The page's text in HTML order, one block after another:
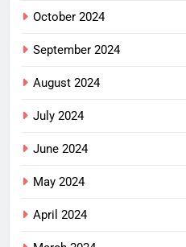
October 2024
September 2024
August 2024
July 2024
June 2024
May 2024
April 2024